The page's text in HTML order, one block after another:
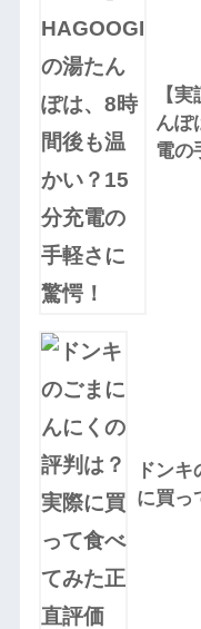
【
んぽ
電の
ドン
に買っ